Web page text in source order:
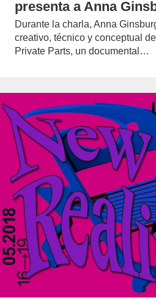
presenta a Anna
Durante la charla, Anna
creativo, técnico y conceptual
Private Parts, un documental…